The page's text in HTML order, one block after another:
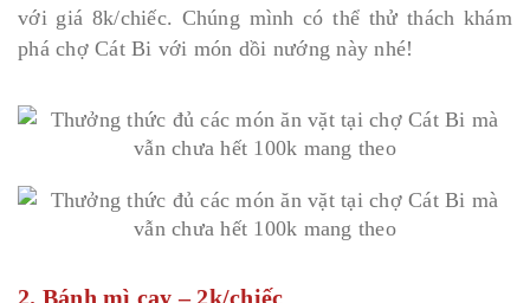
với giá 8k/chiếc. Chúng mình có thể thử thách khám
phá chợ Cát Bi với món dồi nướng này nhé!
2. Bánh mì cay – 2k/chiếc